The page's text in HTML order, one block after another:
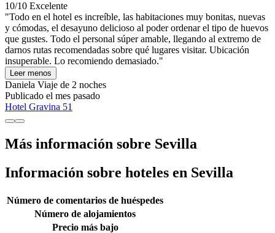
10/10 Excelente
"Todo en el hotel es increíble, las habitaciones muy bonitas, nuevas
y cómodas, el desayuno delicioso al poder ordenar el tipo de huevos
que gustes. Todo el personal súper amable, llegando al extremo de
darnos rutas recomendadas sobre qué lugares visitar. Ubicación
insuperable. Lo recomiendo demasiado."
Leer menos
Daniela Viaje de 2 noches
Publicado el mes pasado
Hotel Gravina 51
Más información sobre Sevilla
Información sobre hoteles en Sevilla
Número de comentarios de huéspedes
Número de alojamientos
Precio más bajo